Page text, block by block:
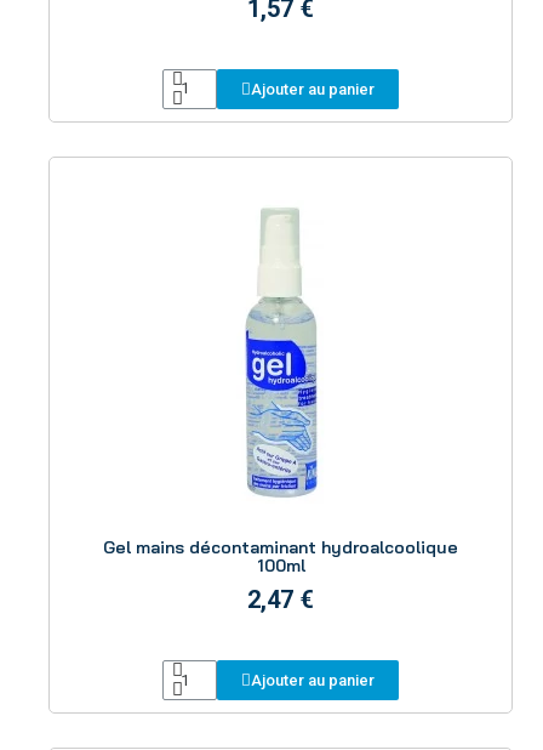
1,57 €
Ajouter au panier
Gel mains décontaminant hydroalcoolique
100ml
2,47 €
Ajouter au panier